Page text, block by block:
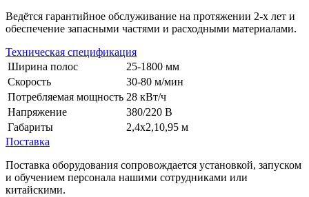
Ведётся гарантийное обслуживание на протяжении 2-х лет и
обеспечение запасными частями и расходными материалами.
Техническая спецификация
Ширина полос
25-1800 мм
Скорость
30-80 м/мин
Потребляемая мощность 28 кВт/ч
Напряжение
380/220 В
Габариты
2,4х2,10,95 м
Поставка
Поставка оборудования сопровождается установкой, запуском
и обучением персонала нашими сотрудниками или
китайскими.